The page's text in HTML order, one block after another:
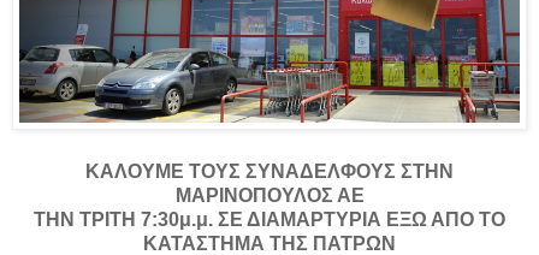
ΚΑΛΟΥΜΕ ΤΟΥΣ ΣΥΝΑΔΕΛΦΟΥΣ ΣΤΗΝ
ΜΑΡΙΝΟΠΟΥΛΟΣ ΑΕ
ΤΗΝ ΤΡΙΤΗ 7:30μ.μ. ΣΕ ΔΙΑΜΑΡΤΥΡΙΑ ΕΞΩ ΑΠΟ ΤΟ
ΚΑΤΑΣΤΗΜΑ ΤΗΣ ΠΑΤΡΩΝ